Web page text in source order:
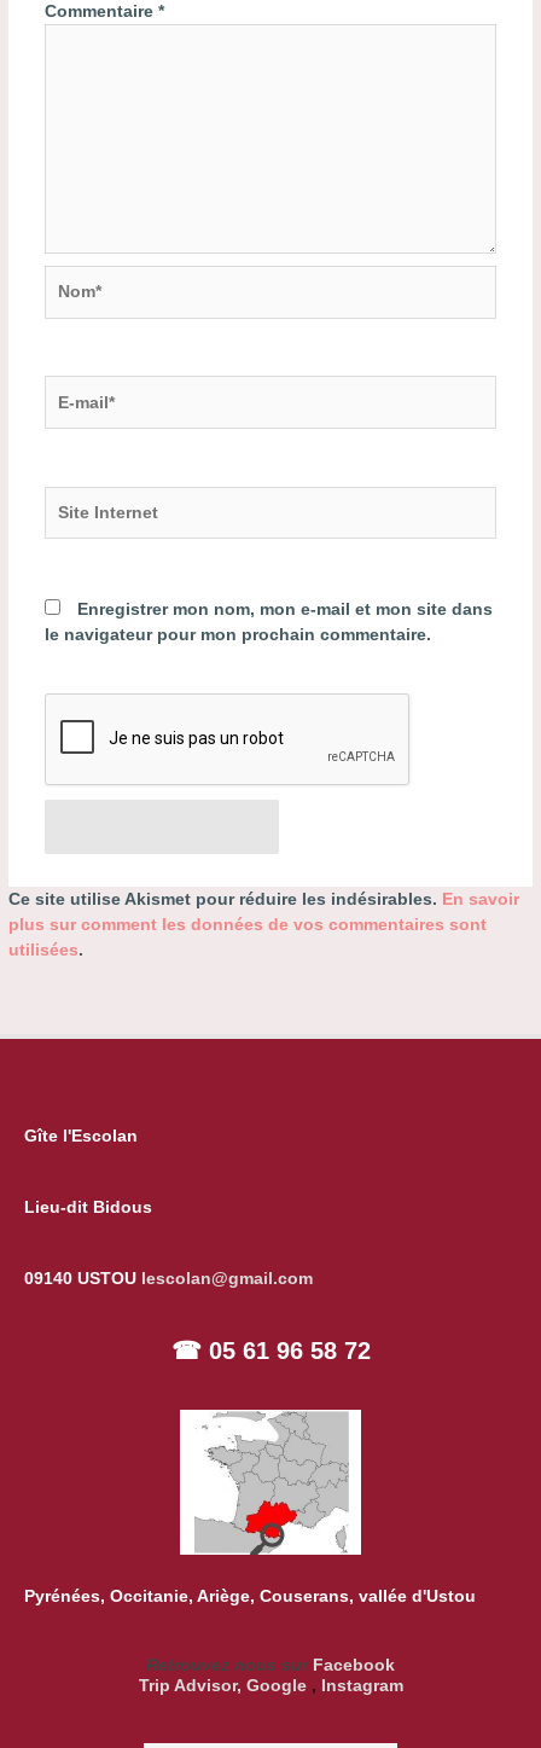
Commentaire *
mail*
Internet
Enregistrer mon nom, mon e-mail et mon site dans
le navigateur pour mon prochain commentaire.
Ce site utilise Akismet pour réduire les indésirables. En savoir
plus sur comment les données de vos commentaires sont
utilisées.
Gîte l'Escolan
Lieu-dit Bidous
09140 USTOU lescolan@gmail.com
☎ 05 61 96 58 72
Pyrénées, Occitanie, Ariège, Couserans, vallée d'Ustou
Retrouvez nous sur Facebook
Trip Advisor, Google, Instagram